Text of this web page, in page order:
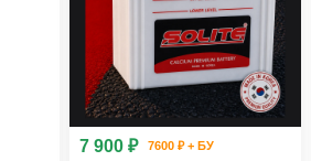
7 900 ₽
7600 ₽ + БУ